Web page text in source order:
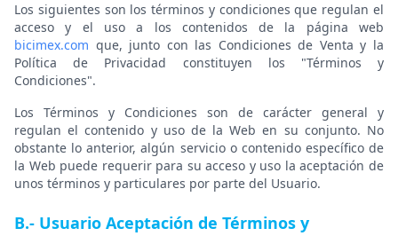
Los siguientes son los términos y condiciones que regulan el
acceso y el uso a los contenidos de la página web
bicimex.com que, junto con las Condiciones de Venta y la
Política de Privacidad constituyen los "Términos y
Condiciones".
Los Términos y Condiciones son de carácter general y
regulan el contenido y uso de la Web en su conjunto. No
obstante lo anterior, algún servicio o contenido específico de
la Web puede requerir para su acceso y uso la aceptación de
unos términos y particulares por parte del Usuario.
B.- Usuario Aceptación de Términos y